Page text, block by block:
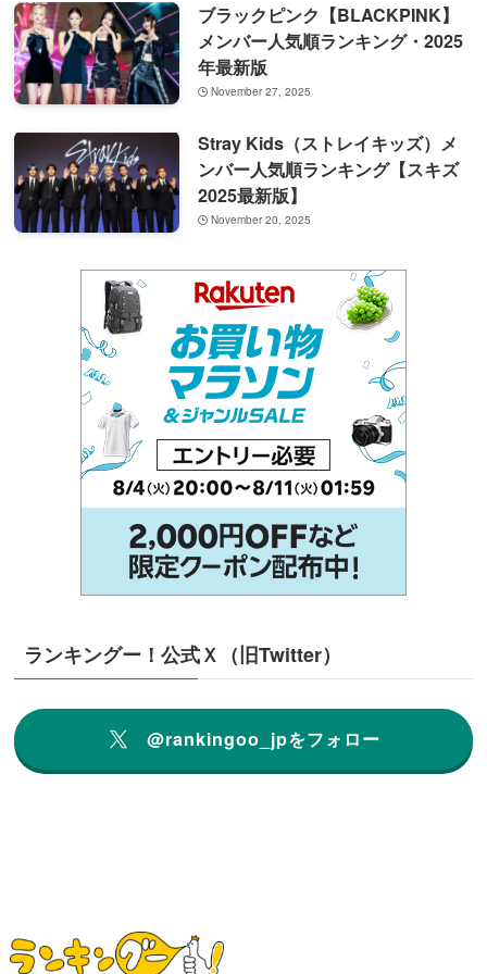
ブラックピンク【BLACKPINK】
メンバー人気順ランキング・2025
年最新版
November 27, 2025
Stray Kids（ストレイキッズ）メ
ンバー人気順ランキング【スキズ
2025最新版】
November 20, 2025
ランキングー！公式Ｘ（旧Twitter）
@rankingoo_jpをフォロー